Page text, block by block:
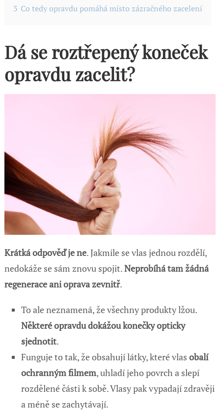
3 Co tedy opravdu pomáhá místo zázračného zacelení
Dá se roztřepený koneček
opravdu zacelit?
Krátká odpověď je ne. Jakmile se vlas jednou rozdělí,
nedokáže se sám znovu spojit.Neprobíhá tam žádná
regenerace ani oprava zevnitř.
To ale neznamená, že všechny produkty lžou.
Některé opravdu dokážou konečky opticky
sjednotit.
Funguje to tak, že obsahují látky, které vlasobalí
ochranným filmem, uhladí jeho povrch a slepí
rozdělené části k sobě. Vlasy pak vypadají zdravěji
a méně se zachytávají.